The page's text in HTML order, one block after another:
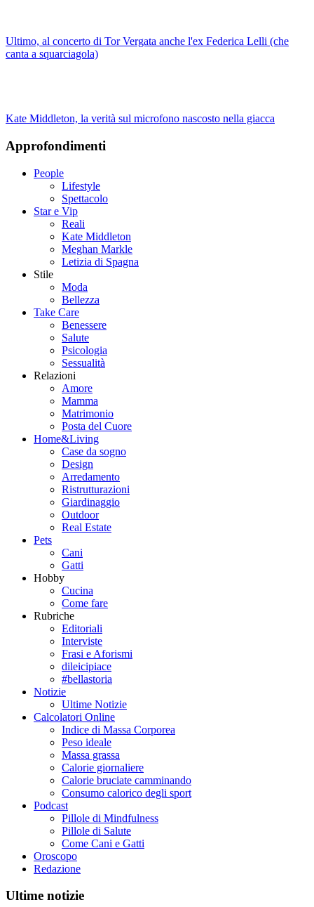
Ultimo, al concerto di Tor Vergata anche l'ex Federica Lelli (che
canta a squarciagola)
Kate Middleton, la verità sul microfono nascosto nella giacca
Approfondimenti
People
Lifestyle
Spettacolo
Star e Vip
Reali
Kate Middleton
Meghan Markle
Letizia di Spagna
Stile
Moda
Bellezza
Take Care
Benessere
Salute
Psicologia
Sessualità
Relazioni
Amore
Mamma
Matrimonio
Posta del Cuore
Home&Living
Case da sogno
Design
Arredamento
Ristrutturazioni
Giardinaggio
Outdoor
Real Estate
Pets
Cani
Gatti
Hobby
Cucina
Come fare
Rubriche
Editoriali
Interviste
Frasi e Aforismi
dileicipiace
#bellastoria
Notizie
Ultime Notizie
Calcolatori Online
Indice di Massa Corporea
Peso ideale
Massa grassa
Calorie giornaliere
Calorie bruciate camminando
Consumo calorico degli sport
Podcast
Pillole di Mindfulness
Pillole di Salute
Come Cani e Gatti
Oroscopo
Redazione
Ultime notizie